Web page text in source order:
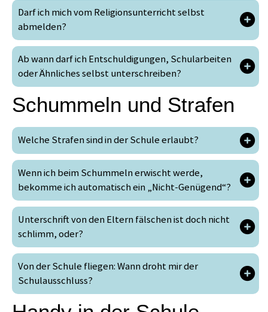
Darf ich mich vom Religionsunterricht selbst
abmelden?
Ab wann darf ich Entschuldigungen, Schularbeiten
oder Ähnliches selbst unterschreiben?
Schummeln und Strafen
Welche Strafen sind in der Schule erlaubt?
Wenn ich beim Schummeln erwischt werde,
bekomme ich automatisch ein „Nicht-Genügend“?
Unterschrift von den Eltern fälschen ist doch nicht
schlimm, oder?
Von der Schule fliegen: Wann droht mir der
Schulausschluss?